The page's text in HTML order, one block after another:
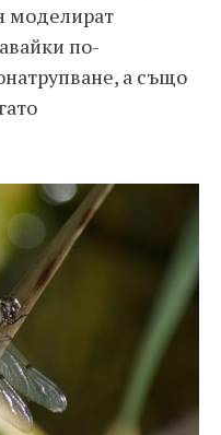
моделират
по-
а също